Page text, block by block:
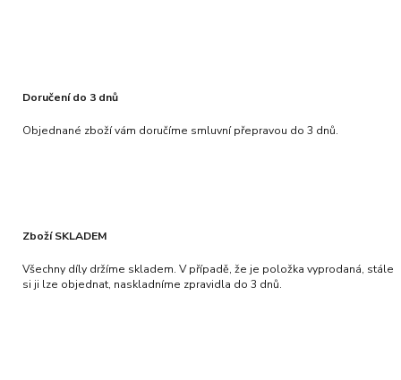
Doručení do 3 dnů
Objednané zboží vám doručíme smluvní přepravou do 3 dnů.
Zboží SKLADEM
Všechny díly držíme skladem. V případě, že je položka vyprodaná, stále
si ji lze objednat, naskladníme zpravidla do 3 dnů.